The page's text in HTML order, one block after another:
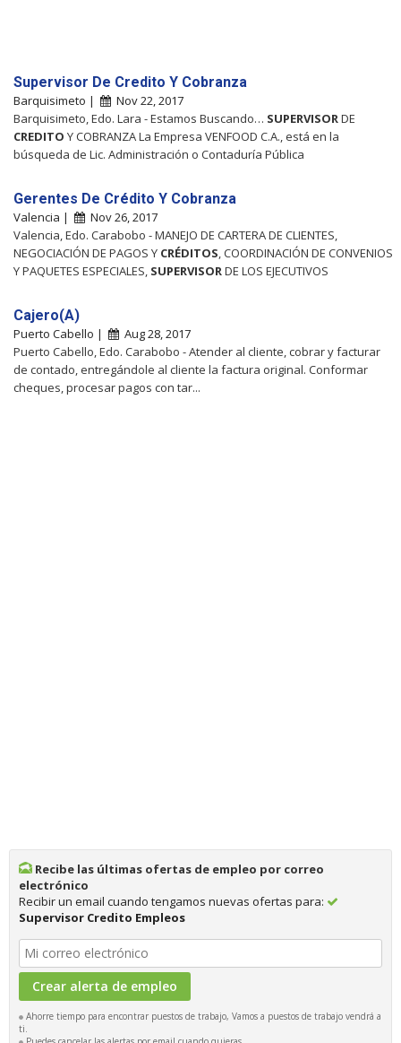
Supervisor De Credito Y Cobranza
Barquisimeto |
Nov 22, 2017
Barquisimeto, Edo. Lara - Estamos Buscando… SUPERVISOR DE
CREDITO Y COBRANZA La Empresa VENFOOD C.A., está en la
búsqueda de Lic. Administración o Contaduría Pública
Gerentes De Crédito Y Cobranza
Valencia |
Nov 26, 2017
Valencia, Edo. Carabobo - MANEJO DE CARTERA DE CLIENTES,
NEGOCIACIÓN DE PAGOS Y CRÉDITOS , COORDINACIÓN DE CONVENIOS
Y PAQUETES ESPECIALES, SUPERVISOR DE LOS EJECUTIVOS
Cajero(A)
Puerto Cabello |
Aug 28, 2017
Puerto Cabello, Edo. Carabobo - Atender al cliente, cobrar y facturar
de contado, entregándole al cliente la factura original. Conformar
cheques, procesar pagos con tar...
Recibe las últimas ofertas de empleo por correo
electrónico
Recibir un email cuando tengamos nuevas ofertas para:
Supervisor Credito Empleos
Ahorre tiempo para encontrar puestos de trabajo, Vamos a puestos de trabajo vendrá a
ti.